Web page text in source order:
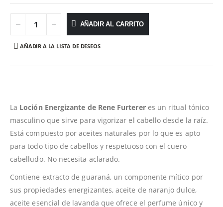
AÑADIR AL CARRITO
AÑADIR A LA LISTA DE DESEOS
La Loción Energizante de Rene Furtereres un ritual tónico
masculino que sirve para vigorizar el cabello desde la raíz.
Está compuesto por aceites naturales por lo que es apto
para todo tipo de cabellos y respetuoso con el cuero
cabelludo. No necesita aclarado.
Contiene extracto de guaraná, un componente mítico por
sus propiedades energizantes, aceite de naranjo dulce,
aceite esencial de lavanda que ofrece el perfume único y